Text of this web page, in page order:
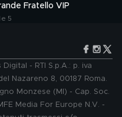
Fratello VIP
5
- RTI S.p.A.: p. iva
Nazareno 8, 00187 Roma.
Monzese (MI) - Cap. Soc.
Media For Europe N.V. -